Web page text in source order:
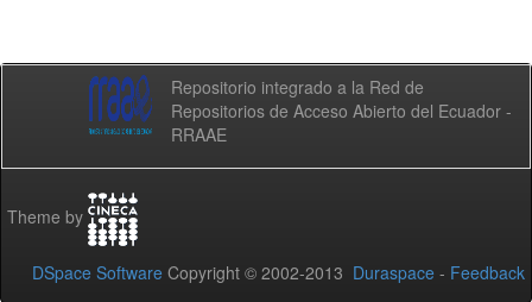
Repositorio integrado a la Red de
Repositorios de Acceso Abierto del Ecuador -
RRAAE
Theme by
DSpace Software Copyright © 2002-2013 Duraspace - Feedback